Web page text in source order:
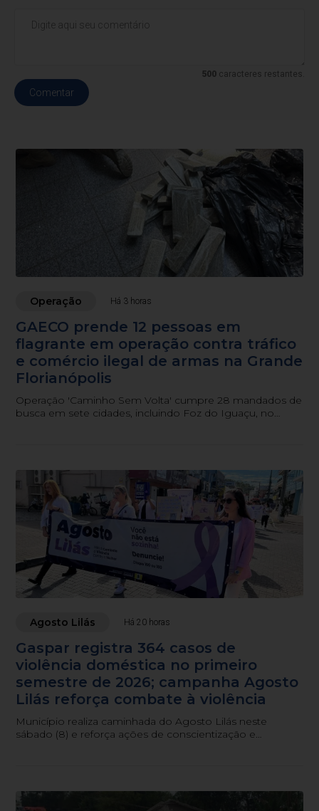
500caracteres restantes.
Comentar
Operação Há 3 horas
GAECO prende 12 pessoas em
flagrante em operação contra tráfico
e comércio ilegal de armas na Grande
Florianópolis
Operação 'Caminho Sem Volta' cumpre 28 mandados de
busca em sete cidades, incluindo Foz do Iguaçu, no
Agosto Lilás Há 20 horas
Gaspar registra 364 casos de
violência doméstica no primeiro
semestre de 2026; campanha Agosto
Lilás reforça combate à violência
Município realiza caminhada do Agosto Lilás neste
sábado (8) e reforça ações de conscientização e